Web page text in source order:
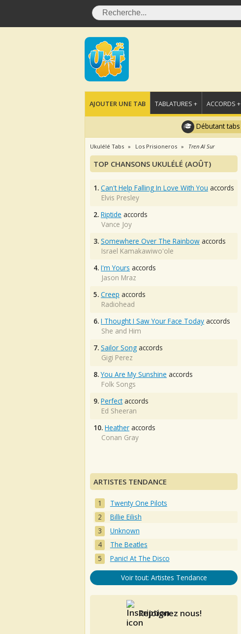
AJOUTER UNE TAB TABLATURES + ACCORDS +
Débutant tabs
Ukulélé Tabs Los Prisioneros Tren Al Sur
TOP CHANSONS UKULÉLÉ (AOÛT)
1. Can't Help Falling In Love With You accords
Elvis Presley
2. Riptide accords
Vance Joy
3. Somewhere Over The Rainbow accords
Israel Kamakawiwo'ole
4. I'm Yours accords
Jason Mraz
5. Creep accords
Radiohead
6. I Thought I Saw Your Face Today accords
She and Him
7. Sailor Song accords
Gigi Perez
8. You Are My Sunshine accords
Folk Songs
9. Perfectaccords
Ed Sheeran
10. Heather accords
Conan Gray
ARTISTES TENDANCE
Twenty One Pilots
Billie Eilish
Unknown
The Beatles
Panic! At The Disco
Voir tout: Artistes Tendance
Rejoignez nous!